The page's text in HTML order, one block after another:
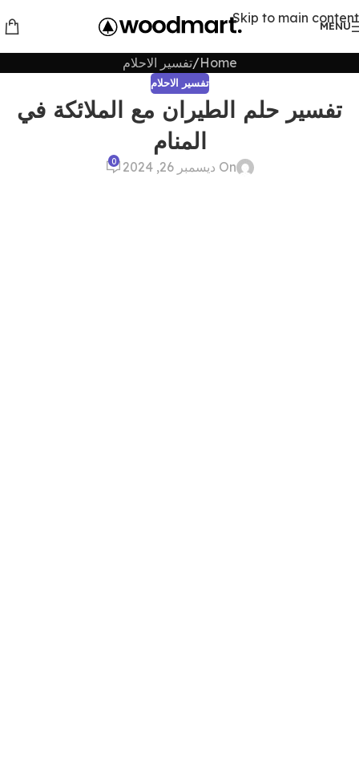
Skip to main content
MENU
Home تفسير الاحلام
تفسير الاحلام
تفسير حلم الطيران مع الملائكة في
المنام
On ديسمبر 26, 2024 0